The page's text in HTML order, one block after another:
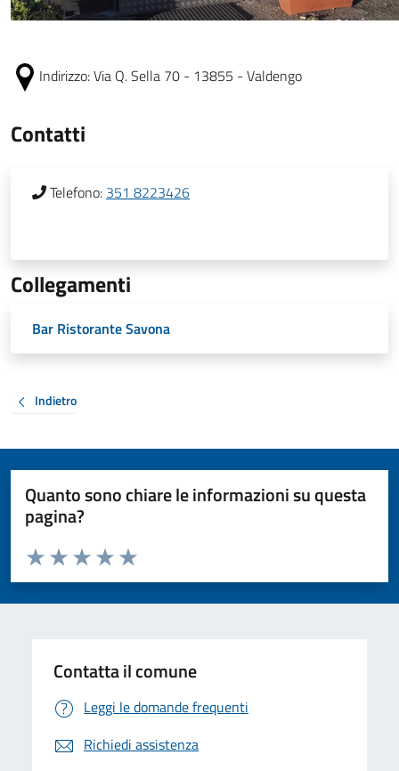
Indirizzo:Via Q. Sella 70 - 13855 - Valdengo
Contatti
Telefono: 351 8223426
Collegamenti
Bar Ristorante Savona
Indietro
Quanto sono chiare le informazioni su questa
pagina?
Valuta da 1 a 5 stelle la pagina
Valuta 5 stelle su 5
Valuta 4 stelle su 5
Valuta 3 stelle su 5
Valuta 2 stelle su 5
Valuta 1 stelle su 5
Contatta il comune
Leggi le domande frequenti
Richiedi assistenza